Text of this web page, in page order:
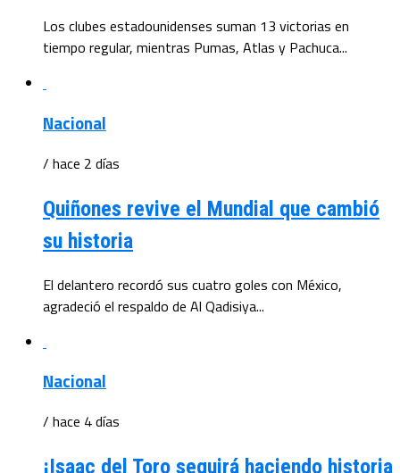
Los clubes estadounidenses suman 13 victorias en
tiempo regular, mientras Pumas, Atlas y Pachuca...
Nacional
/ hace 2 días
Quiñones revive el Mundial que cambió
su historia
El delantero recordó sus cuatro goles con México,
agradeció el respaldo de Al Qadisiya...
Nacional
/ hace 4 días
¡Isaac del Toro seguirá haciendo historia